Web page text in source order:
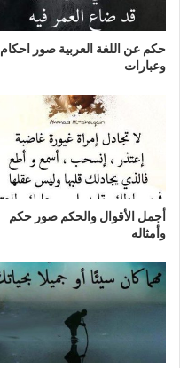
حكم عن اللغة العربية صور احكام
وعبارات
أجمل الأقوال والحكم صور حكم
وأمثاله